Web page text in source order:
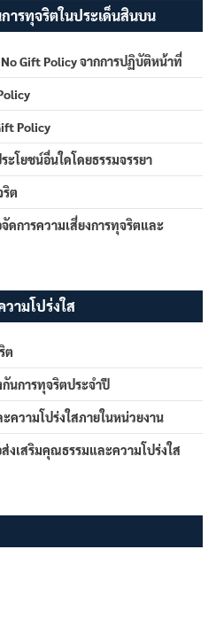
ารทุจริตในประเด็นสินบน
Gift Policy จากการปฏิบัติหน้าที่
Policy
โยชน์อื่นใดโดยธรรมจรรยา
ริต
ดการความเสี่ยงการทุจริตและ
ามโปร่งใส
ต
กันการทุจริตประจำปี
ความโปร่งใสภายในหน่วยงาน
งเสริมคุณธรรมและความโปร่งใส